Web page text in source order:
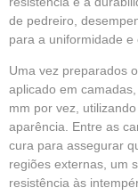
de pedreiro,
para a uniformidade e
Uma vez preparados
aplicado em
mm por vez,
aparência. Entre as
cura para assegurar
regiões externas, um
resistência às